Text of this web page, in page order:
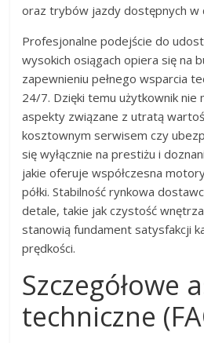
oraz trybów jazdy dostępnych w
Profesjonalne podejście do
wysokich osiągach opiera się na
zapewnieniu pełnego wsparcia
24/7. Dzięki temu użytkownik nie
aspekty związane z utratą
kosztownym serwisem czy
się wyłącznie na prestiżu i
jakie oferuje współczesna
półki. Stabilność rynkowa
detale, takie jak czystość
stanowią fundament satysfakcji
prędkości.
Szczegółowe
techniczne